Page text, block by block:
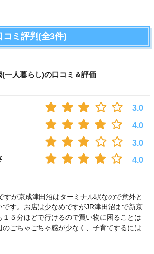
ミ評判(全3件)
(一人暮らし)の口コミ＆評価
3.0
4.0
3.0
4.0
すが京成津田沼はターミナル駅なので意外と
です。お店は少なめですがJR津田沼まで新京
１５分ほどで行けるので買い物に困ることは
のごちゃごちゃ感が少なく、子育てするには